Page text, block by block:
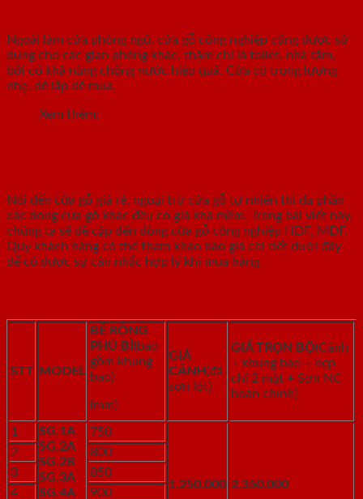
Ngoài làm cửa phòng ngủ, cửa gỗ công nghiệp cũng được sử
dụng cho các gian phòng khác, thậm chí là toilet, nhà tắm,
bởi có khả năng chống nước hiệu quả. Cửa có trọng lượng
nhẹ, dễ lắp dễ mua.
Xem thêm:
Nói đến cửa gỗ giá rẻ, ngoại trừ cửa gỗ tự nhiên thì đa phần
các dòng cửa gỗ khác đều có giá khá mềm. Trong bài viết này,
chúng ta sẽ đề cập đến dòng cửa gỗ công nghiệp HDF, MDF.
Qúy khách hàng có thể tham khảo báo giá chi tiết dưới đây
để có được sự cân nhắc hợp lý khi mua hàng.
STT MODEL
BỀ RỘNG
PHỦ BÌ (bao
gồm khung
bao)
(mm)
GIÁ
CÁNH(đã
sơn lót)
GIÁ TRỌN BỘ(Cánh
+ khung bao + nẹp
chỉ 2 mặt + Sơn NC
hoàn chỉnh)
1
SG.1A
SG.2A
SG.2B
SG.3A
SG.4A
750
1.250.000 2.350.000
2
800
3
850
4
900